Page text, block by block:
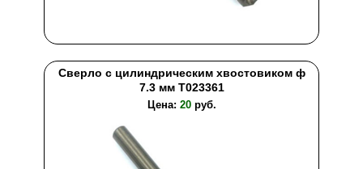
Сверло с цилиндрическим хвостовиком ф
7.3 мм T023361
Цена: 20руб.